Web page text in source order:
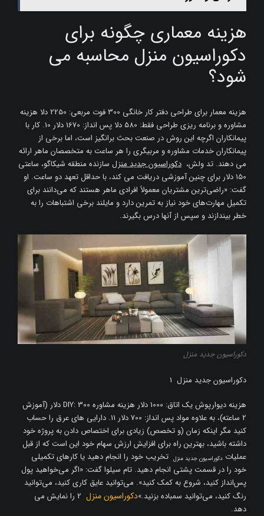
هزینه معماری چگونه برای
دکوراسیون منزل محاسبه می
شود؟
هزینه معمار برای طراحی دفتر کار خانگی 300 فوت مربعی: 2250 دلا هزینه
مشاوره و برنامه ریزی طراحی فقط: 580 دلا پس انداز: 1670 دلار 10. کار با
پیمانکاران اگرچه این روش در صنعت بحث برانگیز است، اما برخی از
پیمانکاران خدمات مشاوره و مربیگری را هر ساعت به متخصصان ماهر ارائه
می دهند. تد ولش، دکوراسیون جدید منزل سازنده منطقه شیکاگو، ساعتی
150 دلار برای چنین آموزشی دریافت می کند، با حداقل تعهد دو ساعت. او
گفت: «راضی‌ترین مشتریان معمولاً افرادی ماهر هستند که می‌دانند برای
تکمیل مهارت‌های خود نیاز به تمرین دارد و مایلند برخی اشتباهات را به
خطر بیندازند و سپس از آنها درس بگیرند.
دکوراسیون جدید منزل
دکوراسیون جدید منزل 1
هزینه دیوارپوش یک اتاق: 1000 دلار هزینه مشاوره DIY: 300 دلار (آموزش
2 ساعته)، به علاوه مواد پس انداز: 700 دلار 11. دارایی های عرق را حساب
کنید مگر اینکه زمان (و تخصص) زیادی برای اختصاص دادن به پروژه خود
داشته باشید، بهترین راه برای افزایش ارزش سهام خود این است که از قبل
عملیات دکوراسیون جدید منزل تخریب خود را انجام دهید یا کارهای تکمیلی
خود را در قسمت پشتی انجام دهید. تام سیلوا گفت: «اگر می‌خواهید پول
پس‌انداز کنید، شروع به کمک کنید». می‌توانید عایق کاری کنید، می‌توانید
رنگ کنید، می‌توانید سمباده بزنید.»دکوراسیون منزل
2 را نمایش می
دهد.